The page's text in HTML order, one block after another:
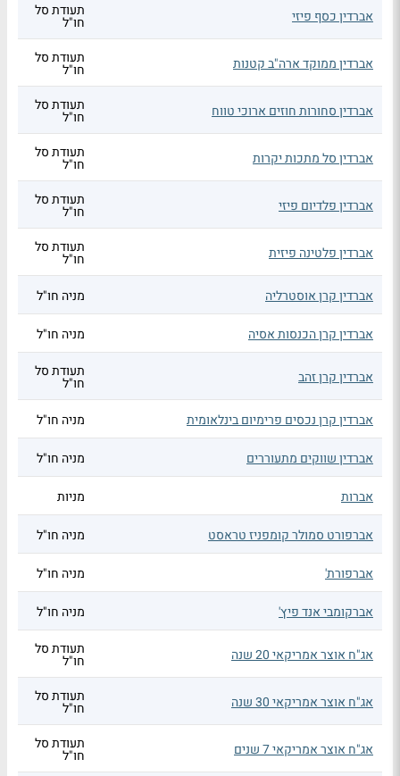
אברדין כסף פיזי תעודת סל
חו"ל
אברדין ממוקד ארה"ב קטנות תעודת סל
חו"ל
אברדין סחורות חוזים ארוכי טווח תעודת סל
חו"ל
אברדין סל מתכות יקרות תעודת סל
חו"ל
אברדין פלדיום פיזי תעודת סל
חו"ל
אברדין פלטינה פיזית תעודת סל
חו"ל
אברדין קרן אוסטרליה
מניה חו"ל
אברדין קרן הכנסות אסיה מניה חו"ל
אברדין קרן זהב תעודת סל
חו"ל
אברדין קרן נכסים פרימיום בינלאומית
מניה חו"ל
אברדין שווקים מתעוררים מניה חו"ל
אברות מניות
אברפורט סמולר קומפניז טראסט מניה חו"ל
אברפורת' מניה חו"ל
אברקומבי אנד פיץ' מניה חו"ל
אג"ח אוצר אמריקאי 20 שנה תעודת סל
חו"ל
אג"ח אוצר אמריקאי 30 שנה תעודת סל
חו"ל
אג"ח אוצר אמריקאי 7 שנים תעודת סל
חו"ל